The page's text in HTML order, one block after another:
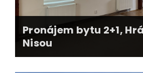
Pronájem bytu 2+1,
Nisou